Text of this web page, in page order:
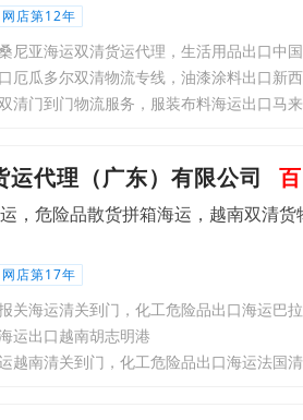
网店第12年
尼亚海运双清货运代理，生活用品出口中
厄瓜多尔双清物流专线，油漆涂料出口新
清门到门物流服务，服装布料海运出口马
运代理（广东）有限公司 百
，危险品散货拼箱海运，越南双清货
网店第17年
关海运清关到门，化工危险品出口海运巴
运出口越南胡志明港
越南清关到门，化工危险品出口海运法国